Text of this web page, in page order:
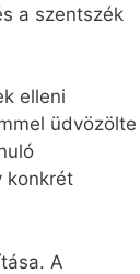
a szentszék
elleni
üdvözölte
konkrét
A